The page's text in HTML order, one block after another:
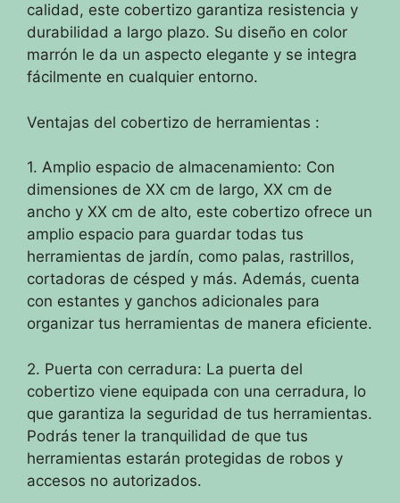
calidad, este cobertizo garantiza resistencia y
durabilidad a largo plazo. Su diseño en color
marrón le da un aspecto elegante y se integra
fácilmente en cualquier entorno.
Ventajas del cobertizo de herramientas :
1. Amplio espacio de almacenamiento: Con
dimensiones de XX cm de largo, XX cm de
ancho y XX cm de alto, este cobertizo ofrece un
amplio espacio para guardar todas tus
herramientas de jardín, como palas, rastrillos,
cortadoras de césped y más. Además, cuenta
con estantes y ganchos adicionales para
organizar tus herramientas de manera eficiente.
2. Puerta con cerradura: La puerta del
cobertizo viene equipada con una cerradura, lo
que garantiza la seguridad de tus herramientas.
Podrás tener la tranquilidad de que tus
herramientas estarán protegidas de robos y
accesos no autorizados.